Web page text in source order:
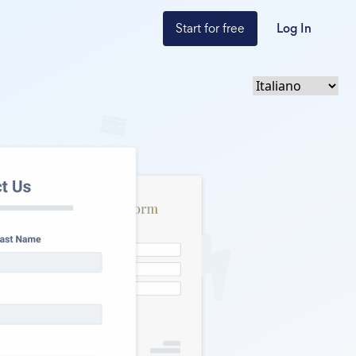
Start for free Log In